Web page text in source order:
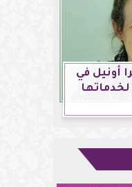
أونيل في